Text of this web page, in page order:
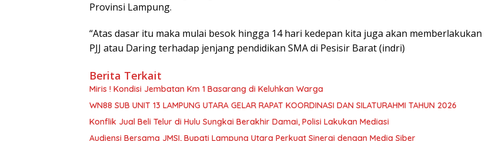
Provinsi Lampung.
“Atas dasar itu maka mulai besok hingga 14 hari kedepan kita juga akan memberlakukan
PJJ atau Daring terhadap jenjang pendidikan SMA di Pesisir Barat (indri)
Berita Terkait
Miris ! Kondisi Jembatan Km 1 Basarang di Keluhkan Warga
WN88 SUB UNIT 13 LAMPUNG UTARA GELAR RAPAT KOORDINASI DAN SILATURAHMI TAHUN 2026
Konflik Jual Beli Telur di Hulu Sungkai Berakhir Damai, Polisi Lakukan Mediasi
Audiensi Bersama JMSI, Bupati Lampung Utara Perkuat Sinergi dengan Media Siber